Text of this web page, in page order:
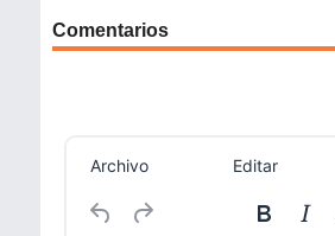
Comentarios
Archivo Editar